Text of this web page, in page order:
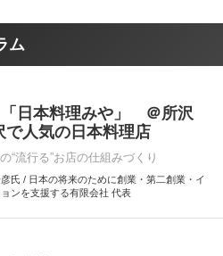
ム
日本料理みや」 ＠所沢
人気の日本料理店
“流行る”お店の仕組みづくり
氏 / 日本の将来のために創業・第二創業・イ
ョンを支援する有限会社 代表